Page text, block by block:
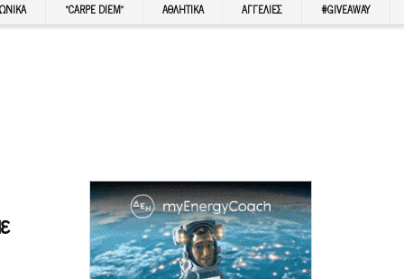
“CARPE DIEM” ΑΘΛΗΤΙΚΆ ΑΓΓΕΛΊΕΣ #GIVEAWAY